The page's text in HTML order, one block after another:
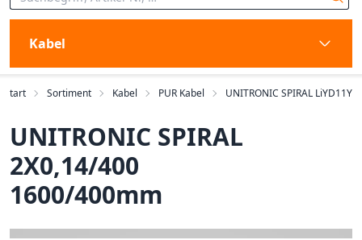
Kabel
Start Sortiment Kabel PUR Kabel UNITRONIC SPIRAL LiYD11Y
UNITRONIC SPIRAL
2X0,14/400
1600/400mm